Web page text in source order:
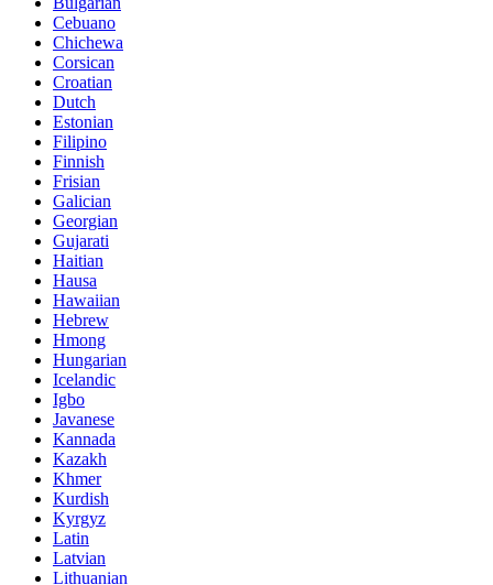
Cebuano
Chichewa
Corsican
Croatian
Dutch
Estonian
Filipino
Finnish
Frisian
Galician
Georgian
Gujarati
Haitian
Hausa
Hawaiian
Hebrew
Hmong
Hungarian
Icelandic
Igbo
Javanese
Kannada
Kazakh
Khmer
Kurdish
Kyrgyz
Latin
Latvian
Lithuanian